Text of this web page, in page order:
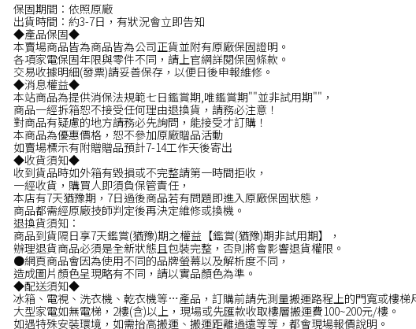
保固期間：依照原廠
出貨時間：約3-7日，有狀況會立即告知
◆產品保固◆
本賣場商品皆為商品皆為公司正貨並附有原廠保固證明。
各項家電保固年限與零件不同，請上官網詳閱保固條款。
交易收據明細(發票)請妥善保存，以便日後申報維修。
◆消息權益◆
本站商品為提供消保法規範七日鑑賞期,唯鑑賞期""並非試用期""，
商品一經拆箱恕不接受任何理由退換貨，請務必注意！
對商品有疑慮的地方請務必先詢問，能接受才訂購！
本商品為優惠價格，恕不參加原廠贈品活動
如賣場標示有附贈贈品預計7-14工作天後寄出
◆收貨須知◆
收到貨品時如外箱有毀損或不完整請第一時間拒收，
一經收貨，購買人即須負保管責任，
本店有7天猶豫期，7日過後商品若有問題即進入原廠保固狀態，
商品都需經原廠技師判定後再決定維修或換機。
退換貨須知：
商品到貨隔日享7天鑑賞(猶豫)期之權益【鑑賞(猶豫)期非試用期】，
辦理退貨商品必須是全新狀態且包裝完整，否則將會影響退貨權限。
●網頁商品會因為使用不同的品牌螢幕以及解析度不同，
造成圖片顏色呈現略有不同，請以實品顏色為準。
◆配送須知◆
冰箱、電視、洗衣機、乾衣機等…產品，訂購前請先測量搬運路程上的門寬或樓梯
大型家電如無電梯，2樓(含)以上，現場或先匯款收取樓層搬運費100~200元/樓。
如遇特殊安裝環境，如需抬高搬運、搬運距離過遠等等，都會現場報價說明。